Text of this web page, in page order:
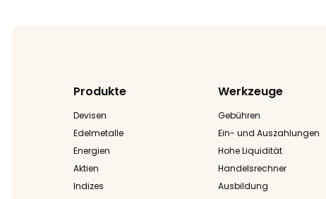
Produkte
Devisen
Edelmetalle
Energien
Aktien
Indizes
Werkzeuge
Gebühren
Ein- und Auszahlungen
Hohe Liquidität
Handelsrechner
Ausbildung